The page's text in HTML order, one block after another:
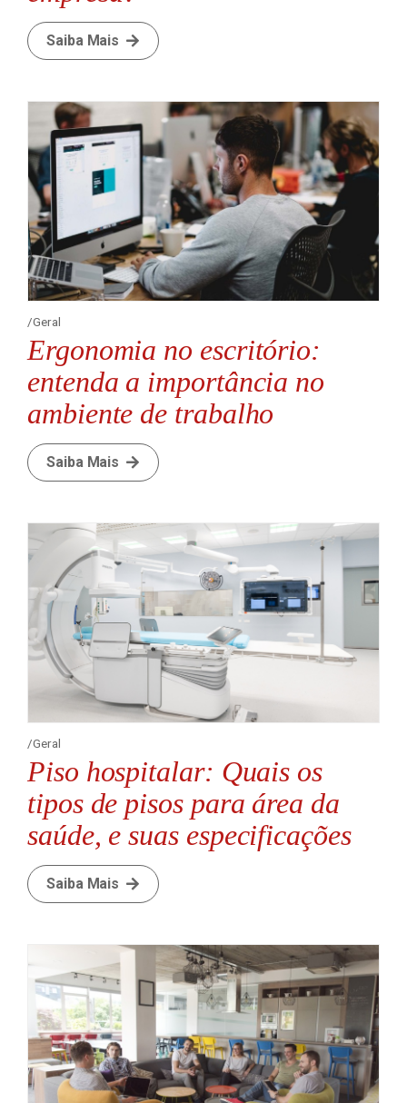
Saiba Mais
Geral
Ergonomia no escritório:
entenda a importância no
ambiente de trabalho
Saiba Mais
Geral
Piso hospitalar: Quais os
tipos de pisos para área da
saúde, e suas especificações
Saiba Mais